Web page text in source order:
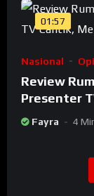
01:57
Nasional
Review
Presenter
Rumah
Fayra 4